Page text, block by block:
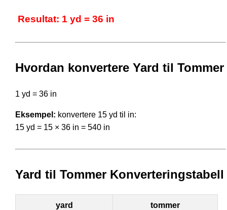
Resultat: 1 yd = 36 in
Hvordan konvertere Yard til Tommer
1 yd = 36 in
Eksempel: konvertere 15 yd til in:
15 yd = 15 × 36 in = 540 in
Yard til Tommer Konverteringstabell
yard tommer